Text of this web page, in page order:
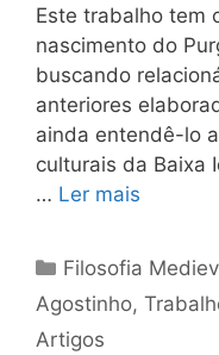
Este trabalho tem
nascimento do
buscando
anteriores
ainda entendê-lo
culturais da Baixa
… Ler mais
Categorias
Filosofia
Agostinho,
Artigos